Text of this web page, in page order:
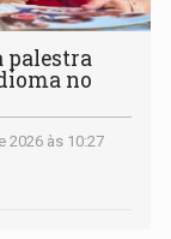
palestra
no
2026 às 10:27